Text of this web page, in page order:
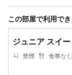
この部屋で利用でき
ジュニア スイ
禁煙 食事なし